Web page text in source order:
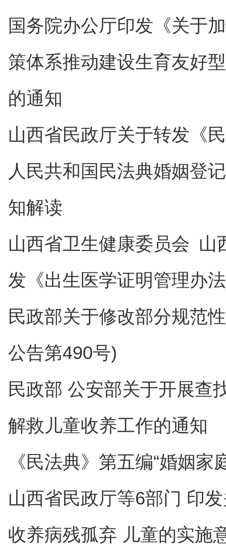
国务院办公厅印发《关于
策体系推动建设生育友好
的通知
山西省民政厅关于转发《
人民共和国民法典婚姻登
知解读
山西省卫生健康委员会 山
发《出生医学证明管理办
民政部关于修改部分规范
公告第490号)
民政部 公安部关于开展查
解救儿童收养工作的通知
《民法典》第五编“婚姻家
山西省民政厅等6部门 印
收养病残孤弃 儿童的实施